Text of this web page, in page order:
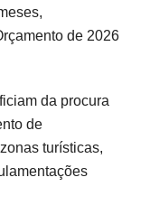
de 2026
da procura
de
turísticas,